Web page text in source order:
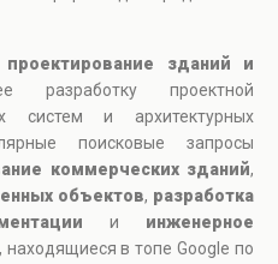
проектирование зданий и
разработку проектной
систем и архитектурных
поисковые запросы
коммерческих зданий,
объектов, разработка
и инженерное
находящиеся в топе Google по